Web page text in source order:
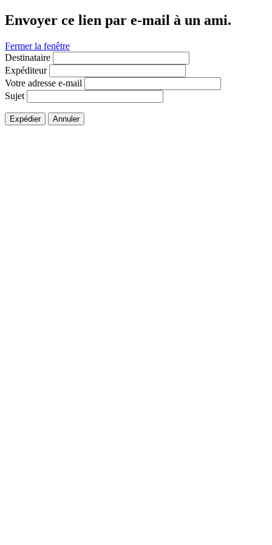
Envoyer ce lien par e-mail à un ami.
Fermer la fenêtre
Destinataire
Expéditeur
Votre adresse e-mail
Sujet
Expédier Annuler